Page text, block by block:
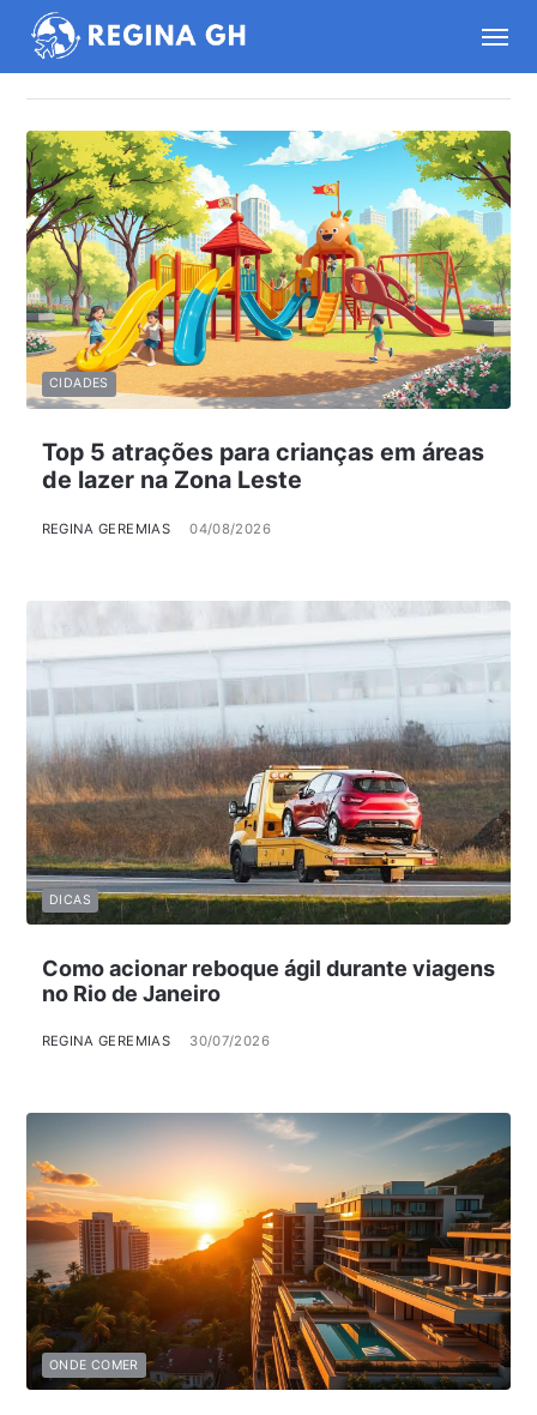
Top 5 atrações para crianças em áreas
de lazer na Zona Leste
REGINA GEREMIAS 04/08/2026
CIDADES
Como acionar reboque ágil durante viagens
no Rio de Janeiro
REGINA GEREMIAS 30/07/2026
DICAS
ONDE COMER